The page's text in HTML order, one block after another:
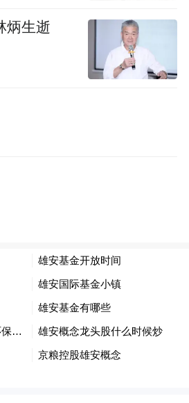
生命在太空环境下的适应
长期驻留太空及深空探测
命健康理论依据。
新型钛合金、高强韧钢、
炳生逝